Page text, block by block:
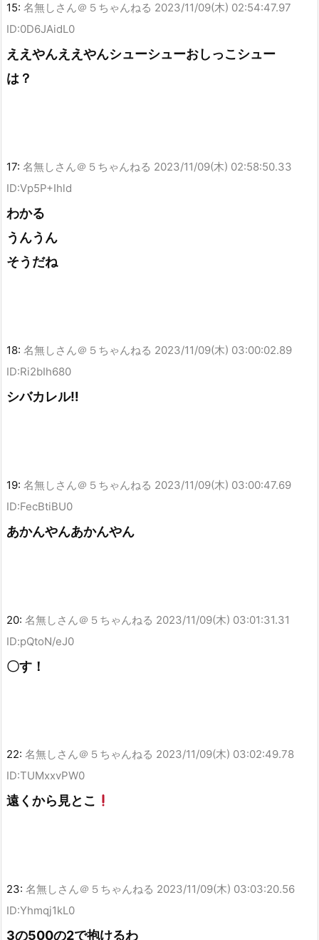
15: 名無しさん＠５ちゃんねる 2023/11/09(木) 02:54:47.97
ID:0D6JAidL0
ええやんええやんシューシューおしっこシュー
は？
17: 名無しさん＠５ちゃんねる 2023/11/09(木) 02:58:50.33
ID:Vp5P+Ihld
わかる
うんうん
そうだね
18: 名無しさん＠５ちゃんねる 2023/11/09(木) 03:00:02.89
ID:Ri2bIh680
シバカレル‼
19: 名無しさん＠５ちゃんねる 2023/11/09(木) 03:00:47.69
ID:FecBtiBU0
あかんやんあかんやん
20: 名無しさん＠５ちゃんねる 2023/11/09(木) 03:01:31.31
ID:pQtoN/eJ0
〇す！
22: 名無しさん＠５ちゃんねる 2023/11/09(木) 03:02:49.78
ID:TUMxxvPW0
遠くから見とこ
23: 名無しさん＠５ちゃんねる 2023/11/09(木) 03:03:20.56
ID:Yhmqj1kL0
3の500の2で抱けるわ